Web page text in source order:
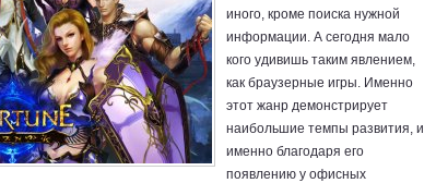
иного, кроме поиска нужной
информации. А сегодня мало
кого удивишь таким явлением,
как браузерные игры. Именно
этот жанр демонстрирует
наибольшие темпы развития, и
именно благодаря его
появлению у офисных